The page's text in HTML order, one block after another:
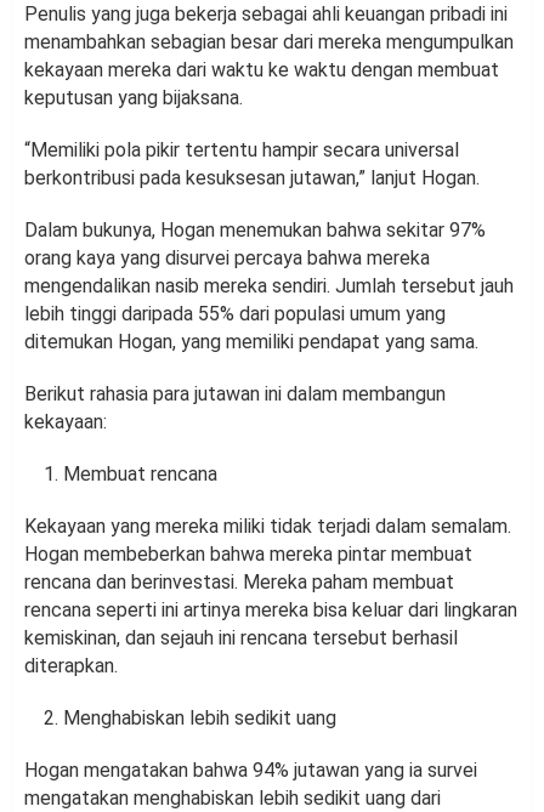
Penulis yang juga bekerja sebagai ahli keuangan pribadi ini
menambahkan sebagian besar dari mereka mengumpulkan
kekayaan mereka dari waktu ke waktu dengan membuat
keputusan yang bijaksana.
“Memiliki pola pikir tertentu hampir secara universal
berkontribusi pada kesuksesan jutawan,” lanjut Hogan.
Dalam bukunya, Hogan menemukan bahwa sekitar 97%
orang kaya yang disurvei percaya bahwa mereka
mengendalikan nasib mereka sendiri. Jumlah tersebut jauh
lebih tinggi daripada 55% dari populasi umum yang
ditemukan Hogan, yang memiliki pendapat yang sama.
Berikut rahasia para jutawan ini dalam membangun
kekayaan:
Membuat rencana
Kekayaan yang mereka miliki tidak terjadi dalam semalam.
Hogan membeberkan bahwa mereka pintar membuat
rencana dan berinvestasi. Mereka paham membuat
rencana seperti ini artinya mereka bisa keluar dari lingkaran
kemiskinan, dan sejauh ini rencana tersebut berhasil
diterapkan.
Menghabiskan lebih sedikit uang
Hogan mengatakan bahwa 94% jutawan yang ia survei
mengatakan menghabiskan lebih sedikit uang dari